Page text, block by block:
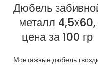
Дюбель
металл 4,5х60,
цена за 100 гр
Монтажные дюбель-